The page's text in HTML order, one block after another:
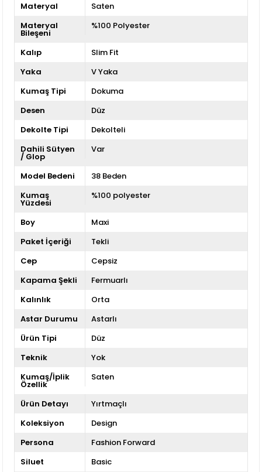
Materyal
Saten
Materyal
Bileşeni
%100 Polyester
Kalıp
Slim Fit
Yaka
V Yaka
Kumaş Tipi
Dokuma
Desen
Düz
Dekolte Tipi
Dekolteli
Dahili Sütyen
/ Glop
Var
Model Bedeni
38 Beden
Kumaş
Yüzdesi
%100 polyester
Boy
Maxi
Paket İçeriği
Tekli
Cep
Cepsiz
Kapama Şekli
Fermuarlı
Kalınlık
Orta
Astar Durumu
Astarlı
Ürün Tipi
Düz
Teknik
Yok
Kumaş/İplik
Özellik
Saten
Ürün Detayı
Yırtmaçlı
Koleksiyon
Design
Persona
Fashion Forward
Siluet
Basic